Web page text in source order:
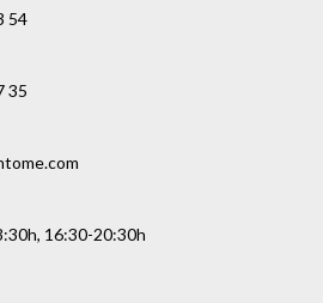
54
35
16:30-20:30h